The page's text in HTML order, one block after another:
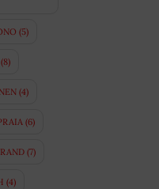
(5)
(8)
(4)
(6)
(7)
(4)